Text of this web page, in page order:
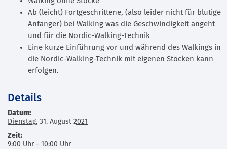
Ab (leicht) Fortgeschrittene, (also leider nicht für blutige
Anfänger) bei Walking was die Geschwindigkeit angeht
und für die Nordic-Walking-Technik
Eine kurze Einführung vor und während des Walkings in
die Nordic-Walking-Technik mit eigenen Stöcken kann
erfolgen.
Details
Datum:
Dienstag, 31. August 2021
Zeit:
9:00 Uhr - 10:00 Uhr